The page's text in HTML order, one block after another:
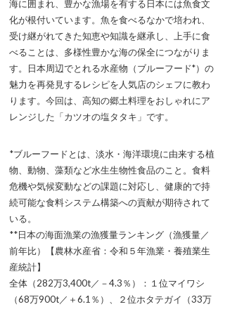
海に囲まれ、豊かな漁場を有する日本には魚食文
化が根付いています。魚を食べるなかで培われ、
受け継がれてきた知恵や知識を継承し、上手に食
べることは、多様性豊かな海の保全につながりま
す。日本周辺でとれる水産物（ブルーフード*）の
魅力を再発見するレシピを人気店のシェフに教わ
ります。今回は、高知の郷土料理をおしゃれにア
レンジした「カツオの塩タタキ」です。
*ブルーフードとは、淡水・海洋環境に由来する植
物、動物、藻類など水生生物性食品のこと。食料
危機や気候変動などの課題に対応し、健康的で持
続可能な食料システム構築への貢献が期待されて
いる。
**日本の海面漁業の漁獲量ランキング（漁獲量／
前年比）【農林水産省：令和５年漁業・養殖業生
産統計】
全体（282万3,400t／－4.3％）：１位マイワシ
（68万900t／＋6.1％）、２位ホタテガイ（33万